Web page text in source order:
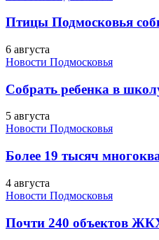
Птицы Подмосковья
6 августа
Новости Подмосковья
Собрать ребенка в
5 августа
Новости Подмосковья
Более 19 тысяч
4 августа
Новости Подмосковья
Почти 240 объектов